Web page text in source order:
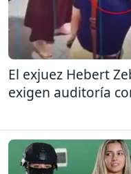
El exjuez Hebert
exigen auditoría